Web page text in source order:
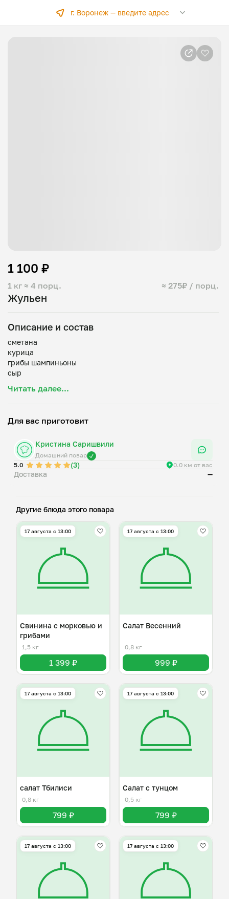
г. Воронеж —введите адрес
Жульен
1 кг ≈ 4 порц. ≈ 275₽ / порц.
1 100 ₽
Описание и состав
сметана
курица
грибы шампиньоны
сыр
Читать далее...
Для вас приготовит
Кристина Саришвили
Домашний повар
5.0
(3) 0.0 км от вас
Доставка —
Другие блюда этого повара
17 августа с 13:00
Свинина с морковью и
грибами
1,5 кг
1 399 ₽
17 августа с 13:00
Салат Весенний
0,8 кг
999 ₽
17 августа с 13:00
салат Тбилиси
0,8 кг
799 ₽
17 августа с 13:00
Салат с тунцом
0,5 кг
799 ₽
17 августа с 13:00 17 августа с 13:00